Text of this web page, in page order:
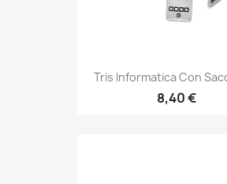
Tris Informatica Con
8,40 €